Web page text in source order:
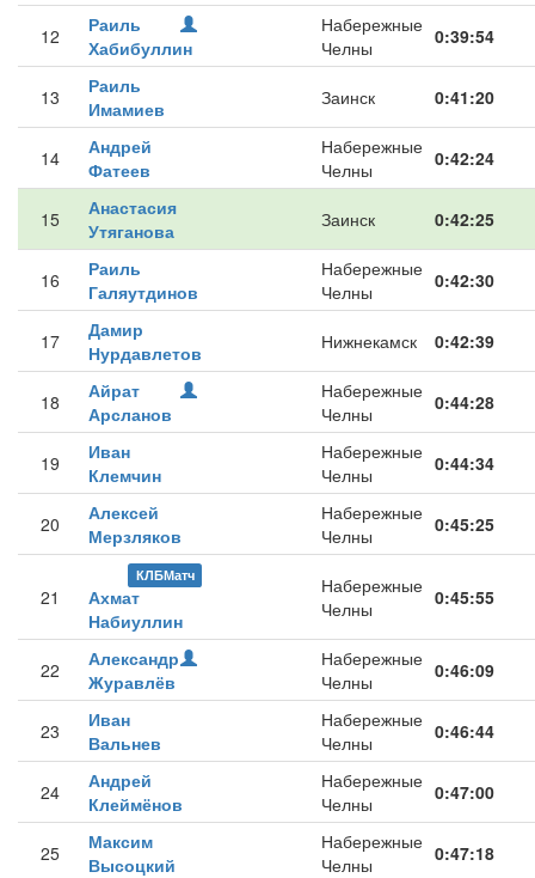
12
Раиль
Хабибуллин
Набережные
Челны
0:39:54
13
Раиль
Имамиев
Заинск 0:41:20
14
Андрей
Фатеев
Набережные
Челны
0:42:24
15
Анастасия
Утяганова
Заинск 0:42:25
16
Раиль
Галяутдинов
Набережные
Челны
0:42:30
17
Дамир
Нурдавлетов
Нижнекамск 0:42:39
18
Айрат
Арсланов
Набережные
Челны
0:44:28
19
Иван
Клемчин
Набережные
Челны
0:44:34
20
Алексей
Мерзляков
Набережные
Челны
0:45:25
21
КЛБМатч
Ахмат
Набиуллин
Набережные
Челны
0:45:55
22
Александр
Журавлёв
Набережные
Челны
0:46:09
23
Иван
Вальнев
Набережные
Челны
0:46:44
24
Андрей
Клеймёнов
Набережные
Челны
0:47:00
25
Максим
Высоцкий
Набережные
Челны
0:47:18